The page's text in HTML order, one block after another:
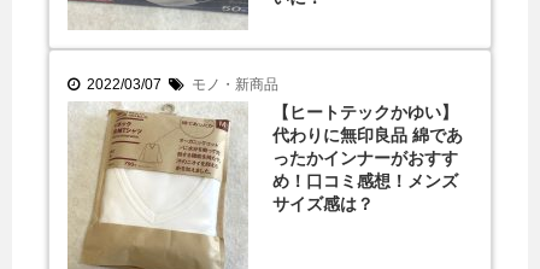
2022/03/07 モノ・新商品
【ヒートテックかゆい】
代わりに無印良品 綿であ
ったかインナーがおすす
め！口コミ感想！メンズ
サイズ感は？